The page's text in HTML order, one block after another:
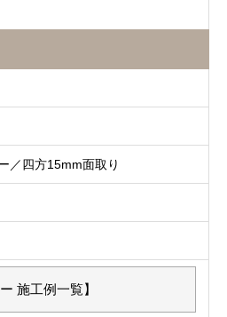
／四方15mm面取り
ー 施工例一覧】